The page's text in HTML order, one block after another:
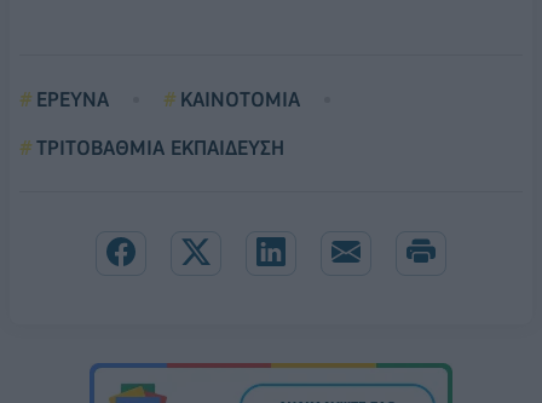
ΕΡΕΥΝΑ
ΚΑΙΝΟΤΟΜΙΑ
ΤΡΙΤΟΒΑΘΜΙΑ ΕΚΠΑΙΔΕΥΣΗ